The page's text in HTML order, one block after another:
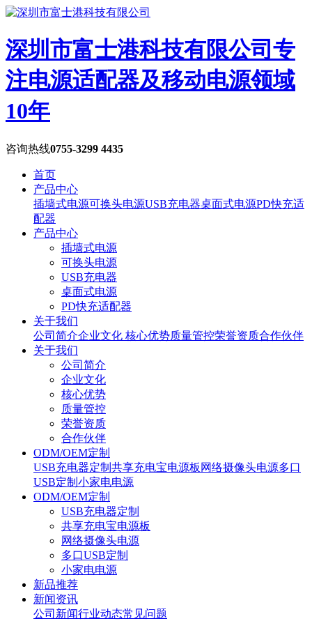
深圳市富士港科技有限公司专
注电源适配器及移动电源领域
10年
咨询热线0755-3299 4435
首页
产品中心
插墙式电源可换头电源USB充电器桌面式电源PD快充适
配器
产品中心
插墙式电源
可换头电源
USB充电器
桌面式电源
PD快充适配器
关于我们
公司简介企业文化 核心优势质量管控荣誉资质合作伙伴
关于我们
公司简介
企业文化
核心优势
质量管控
荣誉资质
合作伙伴
ODM/OEM定制
USB充电器定制 共享充电宝电源板 网络摄像头电源多口
USB定制 小家电电源
ODM/OEM定制
USB充电器定制
共享充电宝电源板
网络摄像头电源
多口USB定制
小家电电源
新品推荐
新闻资讯
公司新闻行业动态常见问题